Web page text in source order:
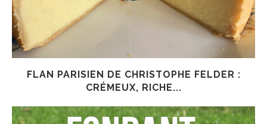
FLAN PARISIEN DE CHRISTOPHE FELDER :
CRÉMEUX, RICHE...